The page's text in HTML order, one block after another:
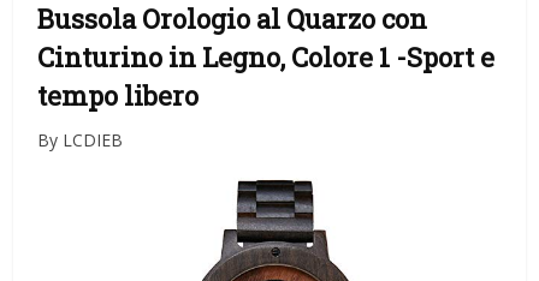
Bussola Orologio al Quarzo con
Cinturino in Legno, Colore 1 -Sport e
tempo libero
By LCDIEB